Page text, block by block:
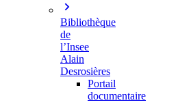
Bibliothèque
de
l’Insee
Alain
Desrosières
Portail
documentaire